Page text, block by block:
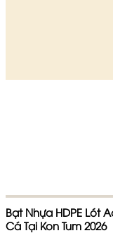
Bạt Nhựa HDPE Lót
Cá Tại Kon Tum 2026